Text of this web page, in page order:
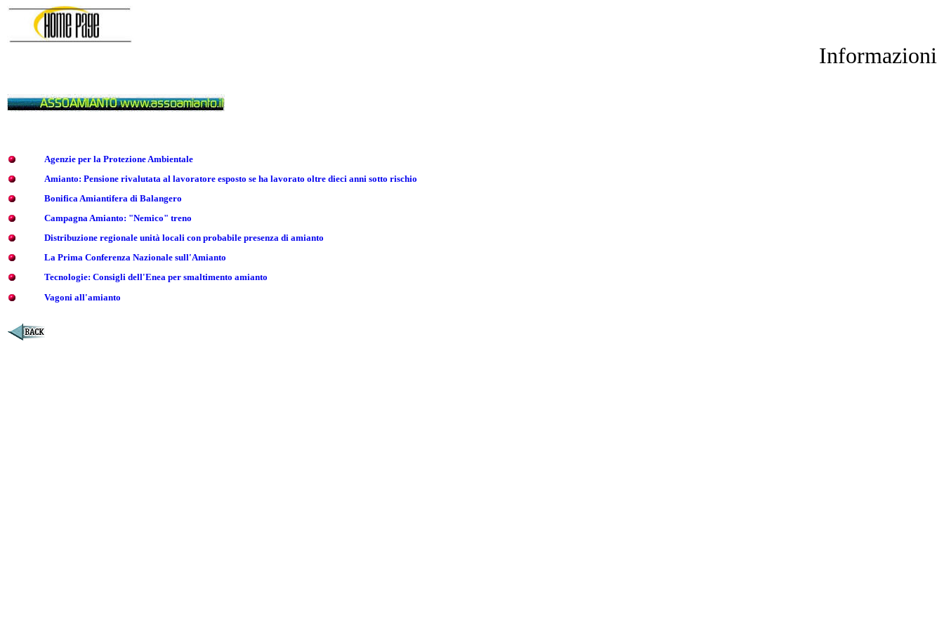
Informazioni
Agenzie per la Protezione Ambientale
Amianto: Pensione rivalutata al lavoratore esposto se ha lavorato oltre dieci anni sotto rischio
Bonifica Amiantifera di Balangero
Campagna Amianto: "Nemico" treno
Distribuzione regionale unità locali con probabile presenza di amianto
La Prima Conferenza Nazionale sull'Amianto
Tecnologie: Consigli dell'Enea per smaltimento amianto
Vagoni all'amianto